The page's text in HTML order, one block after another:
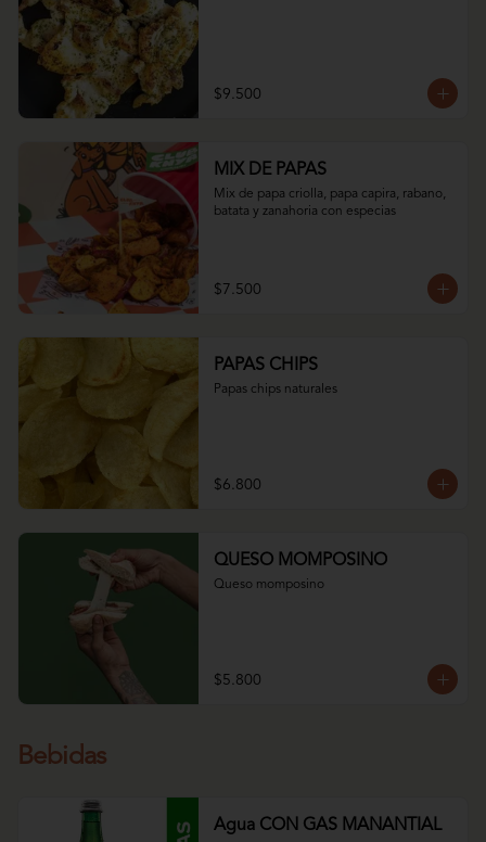
$9.500
MIX DE PAPAS
Mix de papa criolla, papa capira, rabano,
batata y zanahoria con especias
$7.500
PAPAS CHIPS
Papas chips naturales
$6.800
QUESO MOMPOSINO
Queso momposino
$5.800
Bebidas
Agua CON GAS MANANTIAL